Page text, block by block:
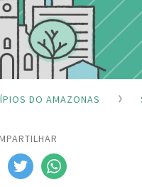
DO AMAZONAS